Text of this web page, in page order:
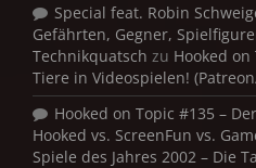
Special feat. Robin
Gefährten, Gegner,
Technikquatsch zu Hooked
Tiere in Videospielen!
Hooked on Topic #135 –
Hooked vs. ScreenFun vs.
Spiele des Jahres 2002 – Die